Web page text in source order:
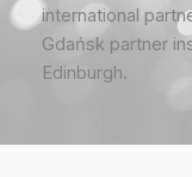
international
Gdańsk partner
Edinburgh.